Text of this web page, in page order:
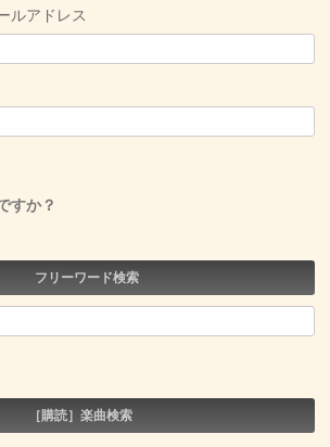
ルアドレス
すか？
フリーワード検索
［購読］楽曲検索